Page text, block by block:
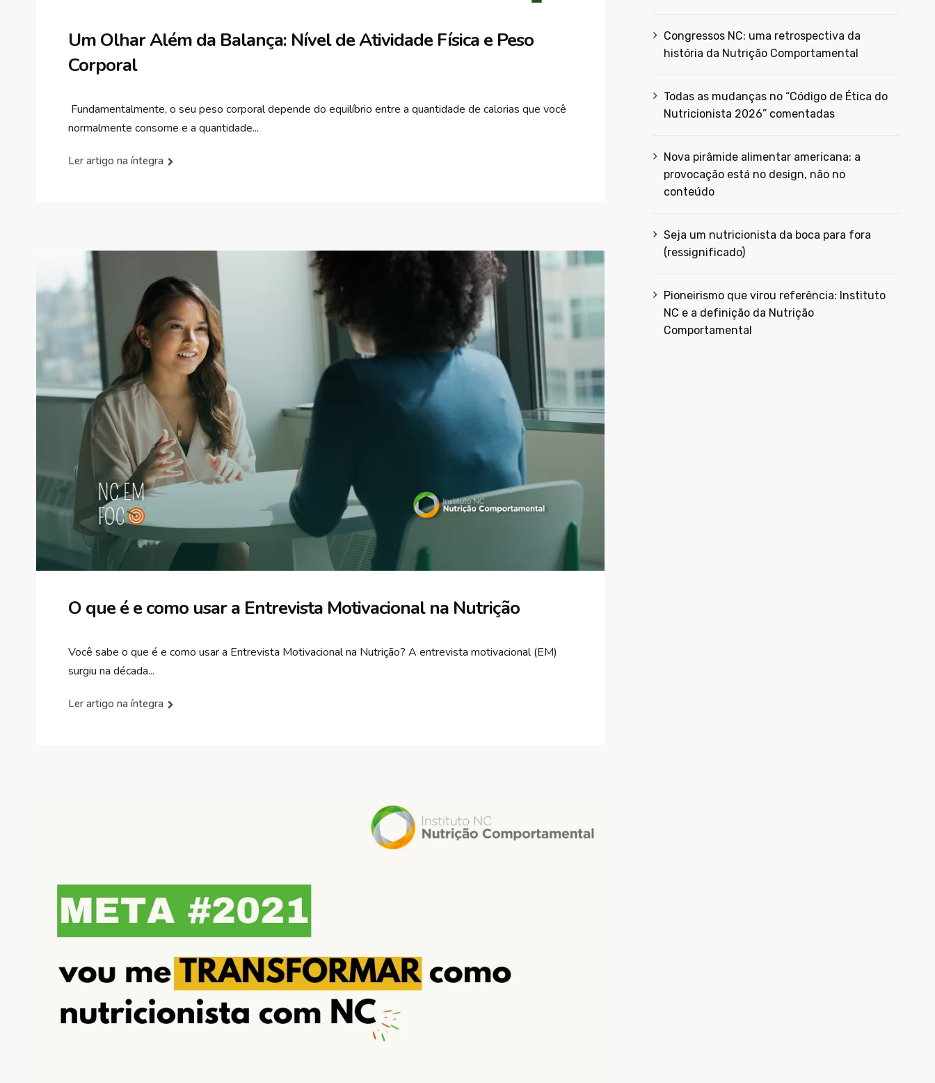
Um Olhar Além da Balança: Nível de Atividade Física e Peso
Corporal
Fundamentalmente, o seu peso corporal depende do equilíbrio entre a quantidade de calorias que você
normalmente consome e a quantidade...
Ler artigo na íntegra
O que é e como usar a Entrevista Motivacional na Nutrição
Você sabe o que é e como usar a Entrevista Motivacional na Nutrição? A entrevista motivacional (EM)
surgiu na década...
Ler artigo na íntegra
Congressos NC: uma retrospectiva da
história da Nutrição Comportamental
Todas as mudanças no “Código de Ética do
Nutricionista 2026” comentadas
Nova pirâmide alimentar americana: a
provocação está no design, não no
conteúdo
Seja um nutricionista da boca para fora
(ressignificado)
Pioneirismo que virou referência: Instituto
NC e a definição da Nutrição
Comportamental